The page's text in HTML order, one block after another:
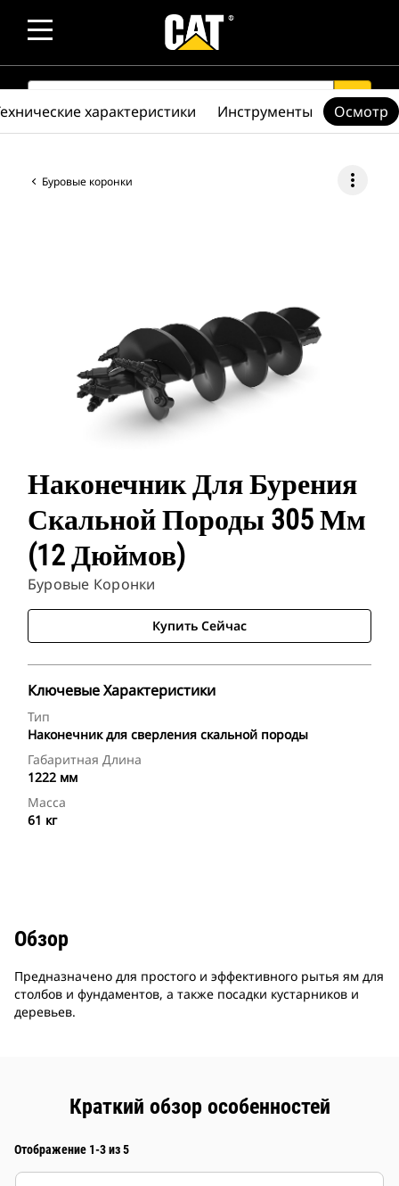
SEARCH search
Буровые коронки more_vert
Наконечник Для Бурения
Скальной Породы 305 Мм
(12 Дюймов)
Буровые Коронки
Купить Сейчас
Ключевые Характеристики
Тип
Наконечник для сверления скальной породы
Габаритная Длина
1222 мм
Масса
61 кг
характеристики Инструменты Осмотр
Обзор
Предназначено для простого и эффективного рытья ям для
столбов и фундаментов, а также посадки кустарников и
деревьев.
Краткий обзор особенностей
Отображение 1-3 из 5